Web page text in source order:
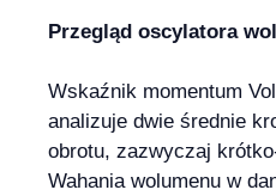
Przegląd oscylatora
Wskaźnik momentum
analizuje dwie średnie
obrotu, zazwyczaj
Wahania wolumenu w